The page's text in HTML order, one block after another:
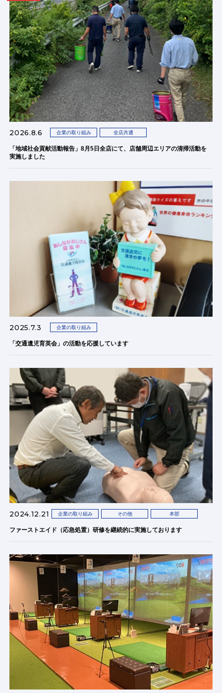
2026.8.6 企業の取り組み 全店共通
「地域社会貢献活動報告」8月5日全店にて、店舗周辺エリアの清掃活動を
実施しました
2025.7.3 企業の取り組み
「交通遺児育英会」の活動を応援しています
2024.12.21 企業の取り組み その他 本部
ファーストエイド（応急処置）研修を継続的に実施しております